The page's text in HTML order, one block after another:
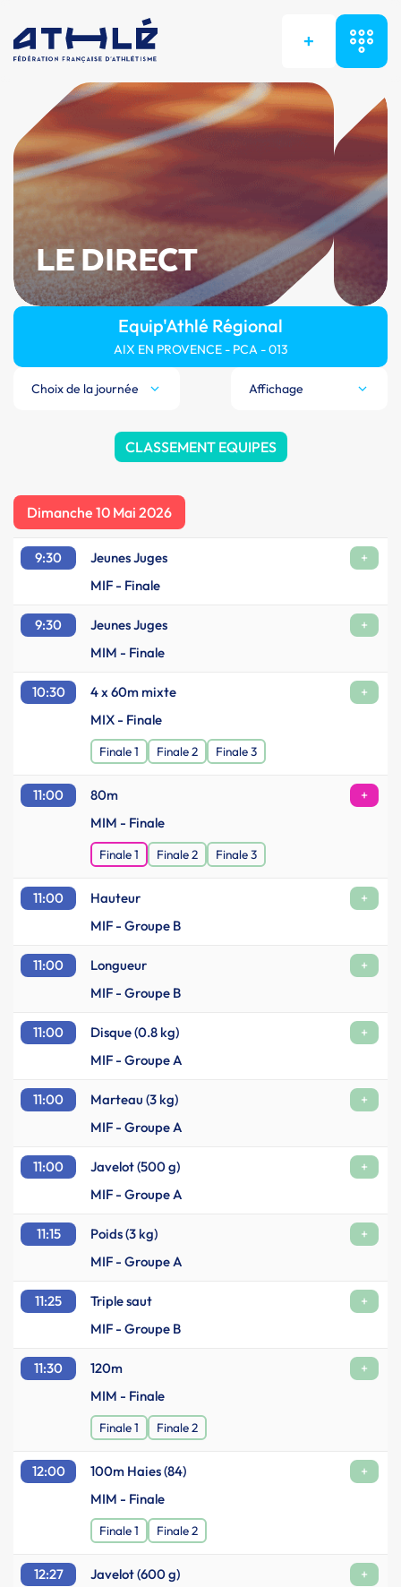
+
LE DIRECT
Equip'Athlé Régional
AIX EN PROVENCE - PCA - 013
Choix de la journée Affichage
CLASSEMENT EQUIPES
Dimanche 10 Mai 2026
9:30 Jeunes Juges
+
MIF - Finale
9:30 Jeunes Juges
+
MIM - Finale
10:30 4 x 60m mixte
+
MIX - Finale
Finale 1 Finale 2 Finale 3
11:00 80m
+
MIM - Finale
Finale 1 Finale 2 Finale 3
11:00 Hauteur
+
MIF - Groupe B
11:00 Longueur
+
MIF - Groupe B
11:00 Disque (0.8 kg)
+
MIF - Groupe A
11:00 Marteau (3 kg)
+
MIF - Groupe A
11:00 Javelot (500 g)
+
MIF - Groupe A
11:15 Poids (3 kg)
+
MIF - Groupe A
11:25 Triple saut
+
MIF - Groupe B
11:30 120m
+
MIM - Finale
Finale 1 Finale 2
12:00 100m Haies (84)
+
MIM - Finale
Finale 1 Finale 2
12:27 Javelot (600 g)
+